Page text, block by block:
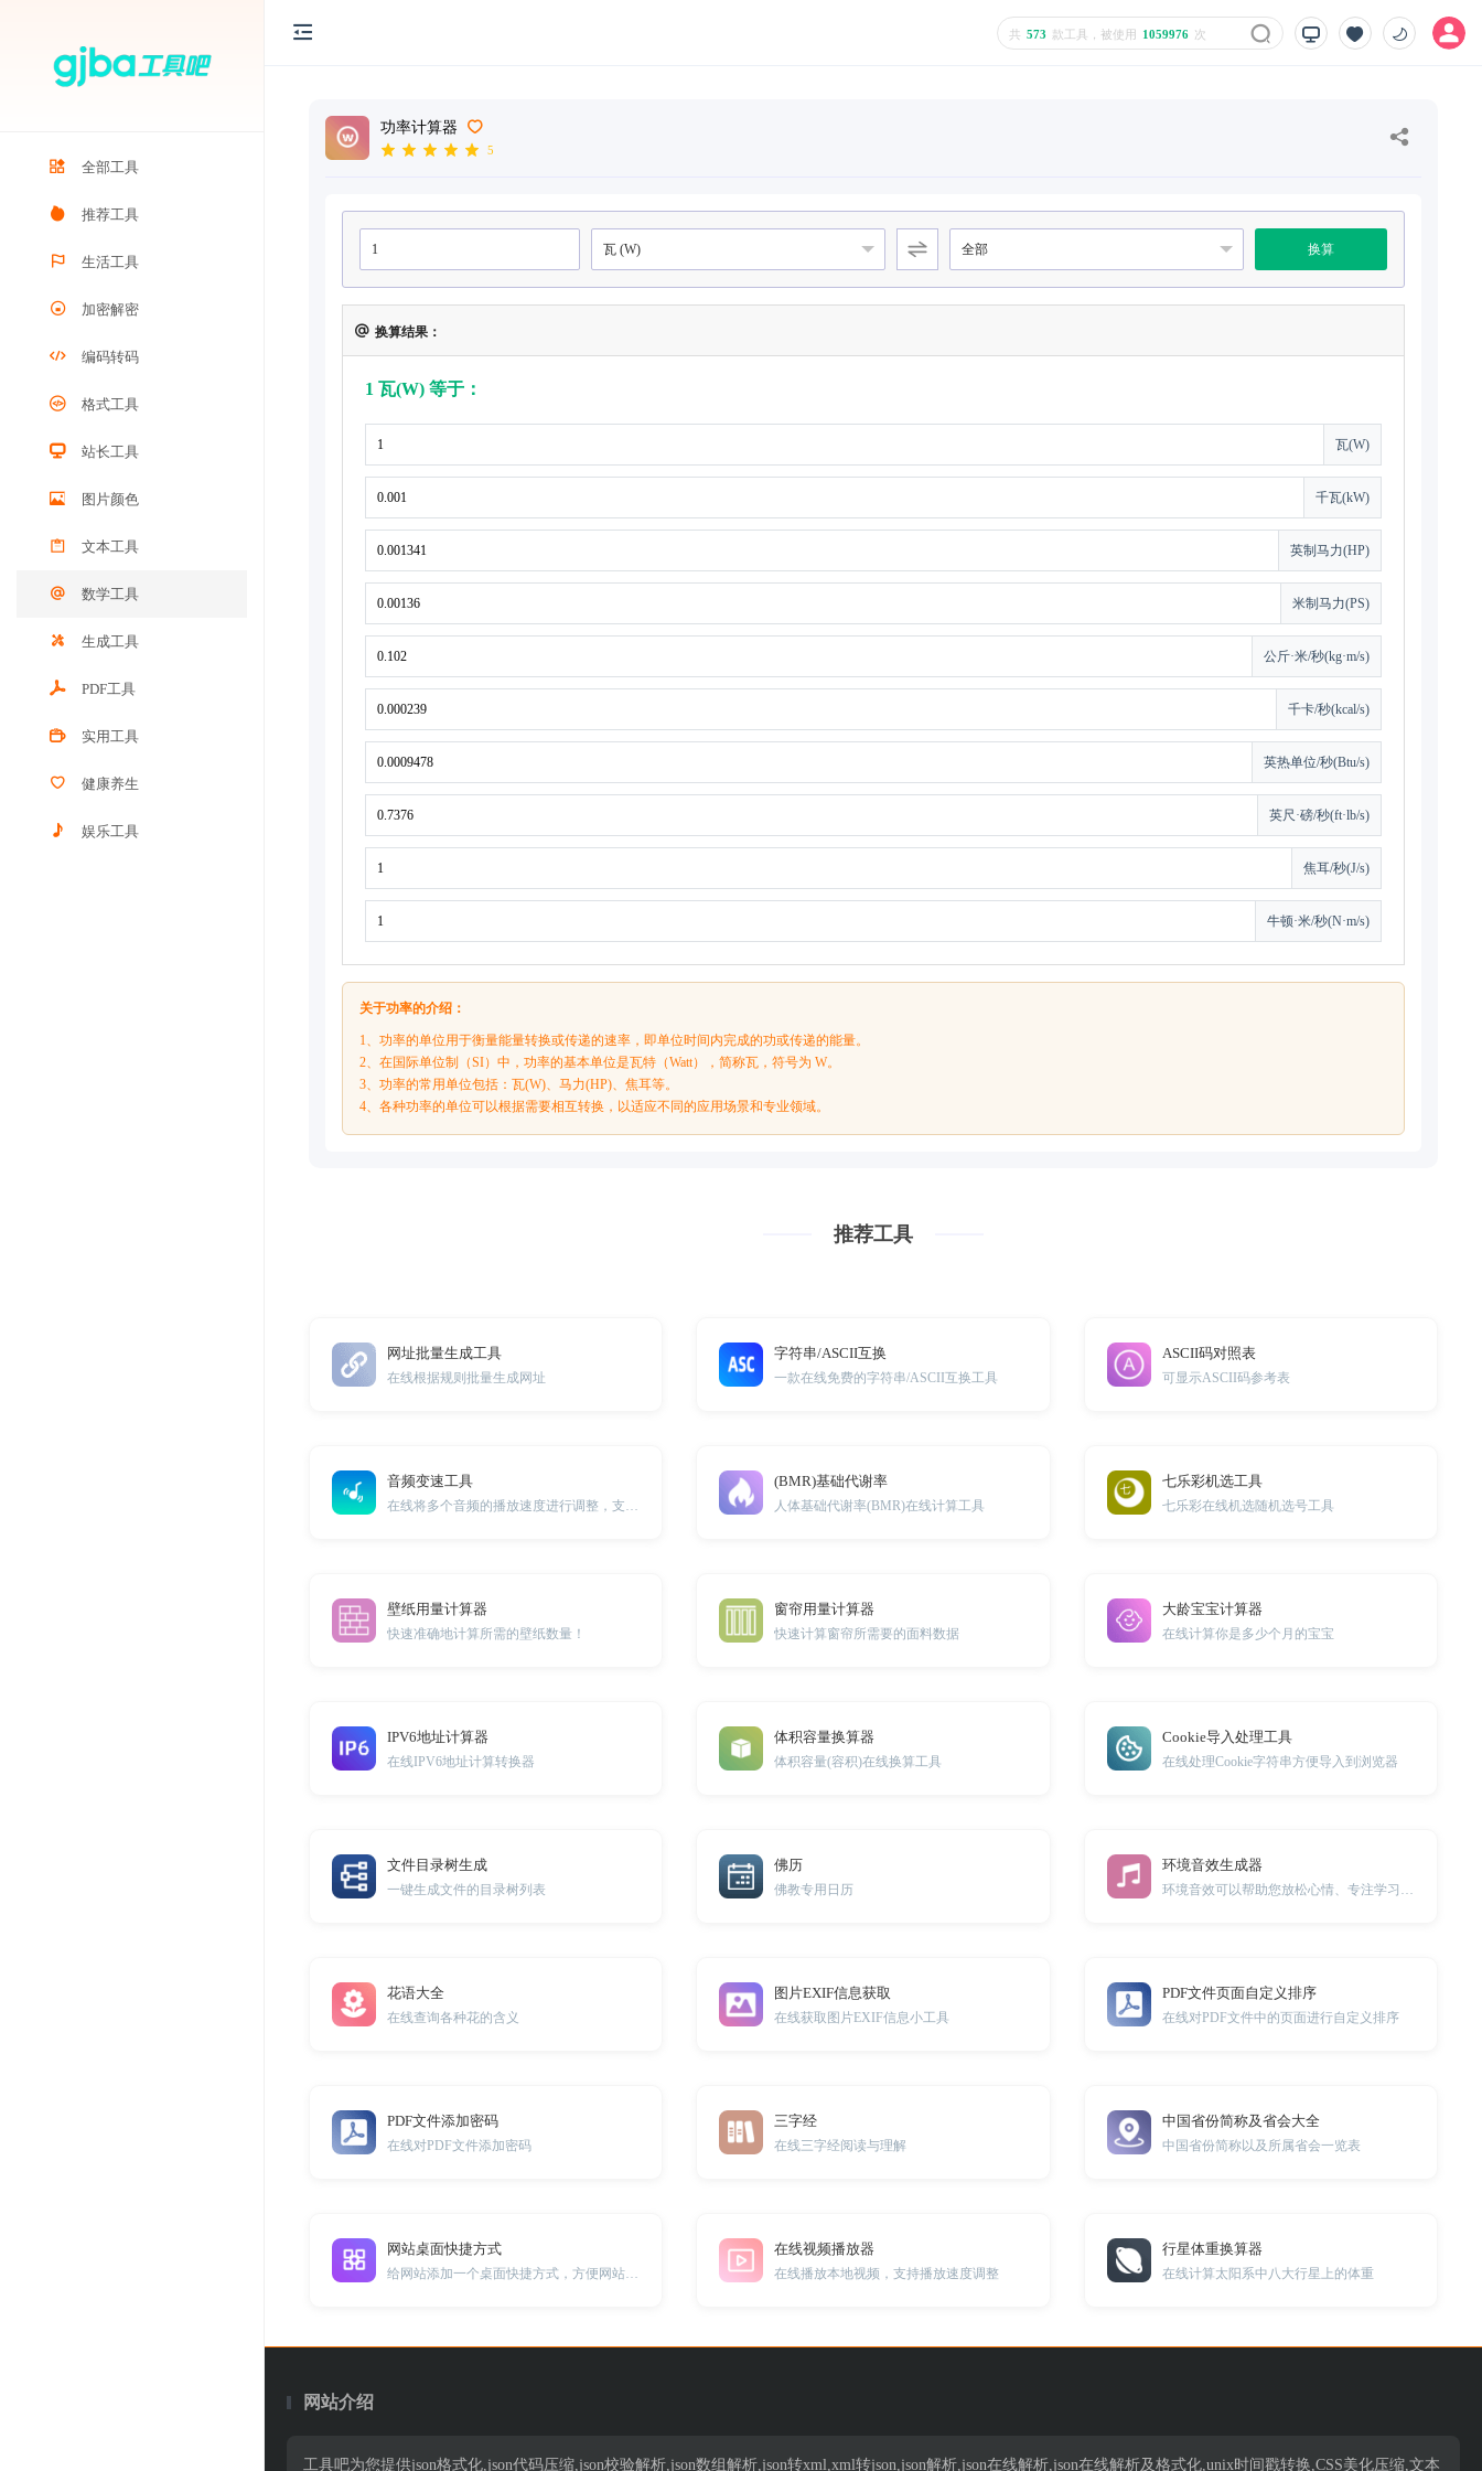
全部工具
推荐工具
生活工具
加密解密
编码转码
格式工具
站长工具
图片颜色
文本工具
数学工具
生成工具
PDF工具
实用工具
健康养生
娱乐工具
共 573 款工具，被使用 1059976 次
功率计算器
5
换算
换算结果：
1 瓦(W) 等于：
瓦(W)
千瓦(kW)
英制马力(HP)
米制马力(PS)
公斤·米/秒(kg·m/s)
千卡/秒(kcal/s)
英热单位/秒(Btu/s)
英尺·磅/秒(ft·lb/s)
焦耳/秒(J/s)
牛顿·米/秒(N·m/s)
关于功率的介绍：
1、功率的单位用于衡量能量转换或传递的速率，即单位时间内完成的功或传递的能量。
2、在国际单位制（SI）中，功率的基本单位是瓦特（Watt），简称瓦，符号为 W。
3、功率的常用单位包括：瓦(W)、马力(HP)、焦耳等。
4、各种功率的单位可以根据需要相互转换，以适应不同的应用场景和专业领域。
推荐工具
网址批量生成工具
在线根据规则批量生成网址
字符串/ASCII互换
一款在线免费的字符串/ASCII互换工具
ASCII码对照表
可显示ASCII码参考表
音频变速工具 (BMR)基础代谢率
人体基础代谢率(BMR)在线计算工具
七乐彩机选工具
七乐彩在线机选随机选号工具
壁纸用量计算器
快速准确地计算所需的壁纸数量！
窗帘用量计算器
快速计算窗帘所需要的面料数据
大龄宝宝计算器
在线计算你是多少个月的宝宝
IPV6地址计算器
在线IPV6地址计算转换器
体积容量换算器
体积容量(容积)在线换算工具
Cookie导入处理工具
在线处理Cookie字符串方便导入到浏览器
文件目录树生成
一键生成文件的目录树列表
佛历
佛教专用日历
环境音效生成器
花语大全
在线查询各种花的含义
图片EXIF信息获取
在线获取图片EXIF信息小工具
PDF文件页面自定义排序
在线对PDF文件中的页面进行自定义排序
PDF文件添加密码
在线对PDF文件添加密码
三字经
在线三字经阅读与理解
中国省份简称及省会大全
中国省份简称以及所属省会一览表
网站桌面快捷方式 在线视频播放器
在线播放本地视频，支持播放速度调整
行星体重换算器
在线计算太阳系中八大行星上的体重
网站介绍
工具吧为您提供json格式化,json代码压缩,json校验解析,json数组解析,json转xml,xml转json,json解析,json在线解析,json在线解析及格式化,unix时间戳转换,CSS美化压缩,文本